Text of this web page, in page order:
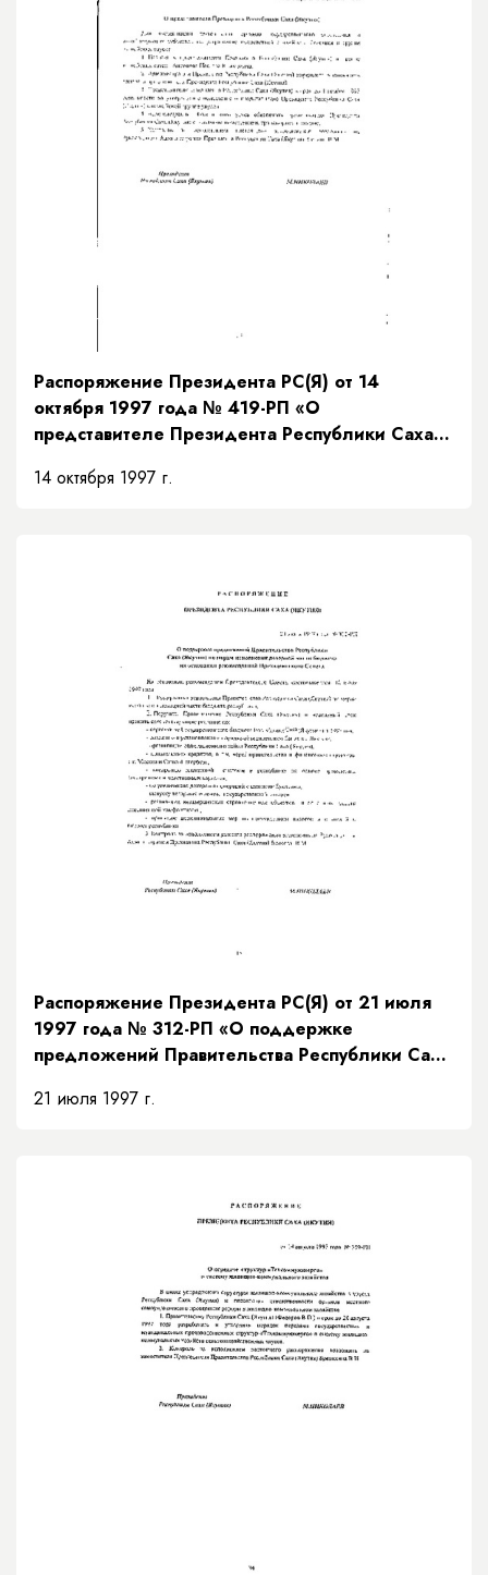
Распоряжение Президента РС(Я) от 14
октября 1997 года № 419-РП «О
представителе Президента Республики Саха
14 октября 1997 г.
Распоряжение Президента РС(Я) от 21 июля
1997 года № 312-РП «О поддержке
предложений Правительства Республики Саха
бюджета на основании рекомендаций
21 июля 1997 г.